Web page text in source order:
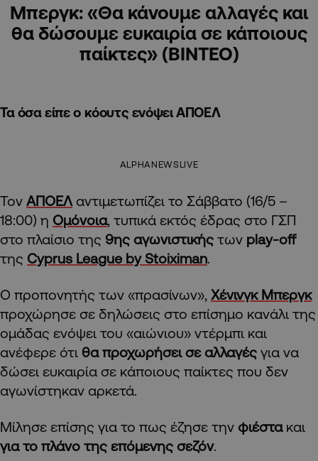
Μπεργκ: «Θα κάνουμε αλλαγές και
θα δώσουμε ευκαιρία σε κάποιους
παίκτες» (ΒΙΝΤΕΟ)
Τα όσα είπε ο κόουτς ενόψει ΑΠΟΕΛ
ALPHANEWSLIVE
Τον ΑΠΟΕΛ αντιμετωπίζει το Σάββατο (16/5 –
18:00) η Ομόνοια, τυπικά εκτός έδρας στο ΓΣΠ
στο πλαίσιο της 9ης αγωνιστικής των play-off
της Cyprus League by Stoiximan.
Ο προπονητής των «πρασίνων», Χένινγκ Μπεργκ
προχώρησε σε δηλώσεις στο επίσημο κανάλι της
ομάδας ενόψει του «αιώνιου» ντέρμπι και
ανέφερε ότι θα προχωρήσει σε αλλαγές για να
δώσει ευκαιρία σε κάποιους παίκτες που δεν
αγωνίστηκαν αρκετά.
Μίλησε επίσης για το πως έζησε την φιέστακαι
για το πλάνο της επόμενης σεζόν.